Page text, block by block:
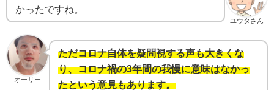
ユウタさん
かったですね。
オーリー
ただコロナ自体を疑問視する声も大きくな
り、コロナ禍の3年間の我慢に意味はなかっ
たという意見もあります。